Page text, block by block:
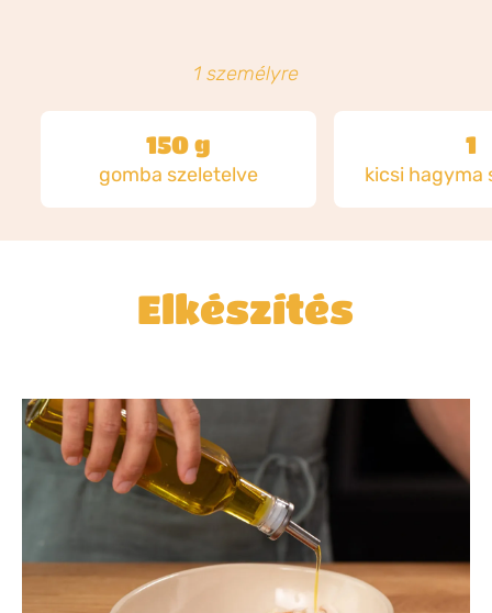
1 személyre
150 g
gomba szeletelve
1
kicsi hagyma
Elkészítés